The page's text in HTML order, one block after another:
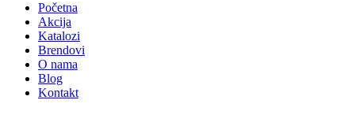
Početna
Akcija
Katalozi
Brendovi
O nama
Blog
Kontakt